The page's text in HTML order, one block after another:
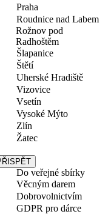
Praha
Roudnice nad Labem
Rožnov pod
Radhoštěm
Šlapanice
Štětí
Uherské Hradiště
Vizovice
Vsetín
Vysoké Mýto
Zlín
Žatec
Do veřejné sbírky
Věcným darem
Dobrovolnictvím
GDPR pro dárce